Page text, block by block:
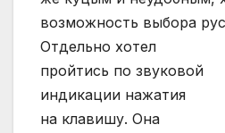
возможность выбора
Отдельно хотел
пройтись по звуковой
индикации нажатия
на клавишу. Она